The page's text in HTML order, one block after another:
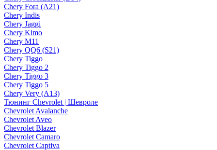
Chery Fora (A21)
Chery Indis
Chery Jaggi
Chery Kimo
Chery M11
Chery QQ6 (S21)
Chery Tiggo
Chery Tiggo 2
Chery Tiggo 3
Chery Tiggo 5
Chery Very (A13)
Тюнинг Chevrolet | Шевроле
Chevrolet Avalanche
Chevrolet Aveo
Chevrolet Blazer
Chevrolet Camaro
Chevrolet Captiva